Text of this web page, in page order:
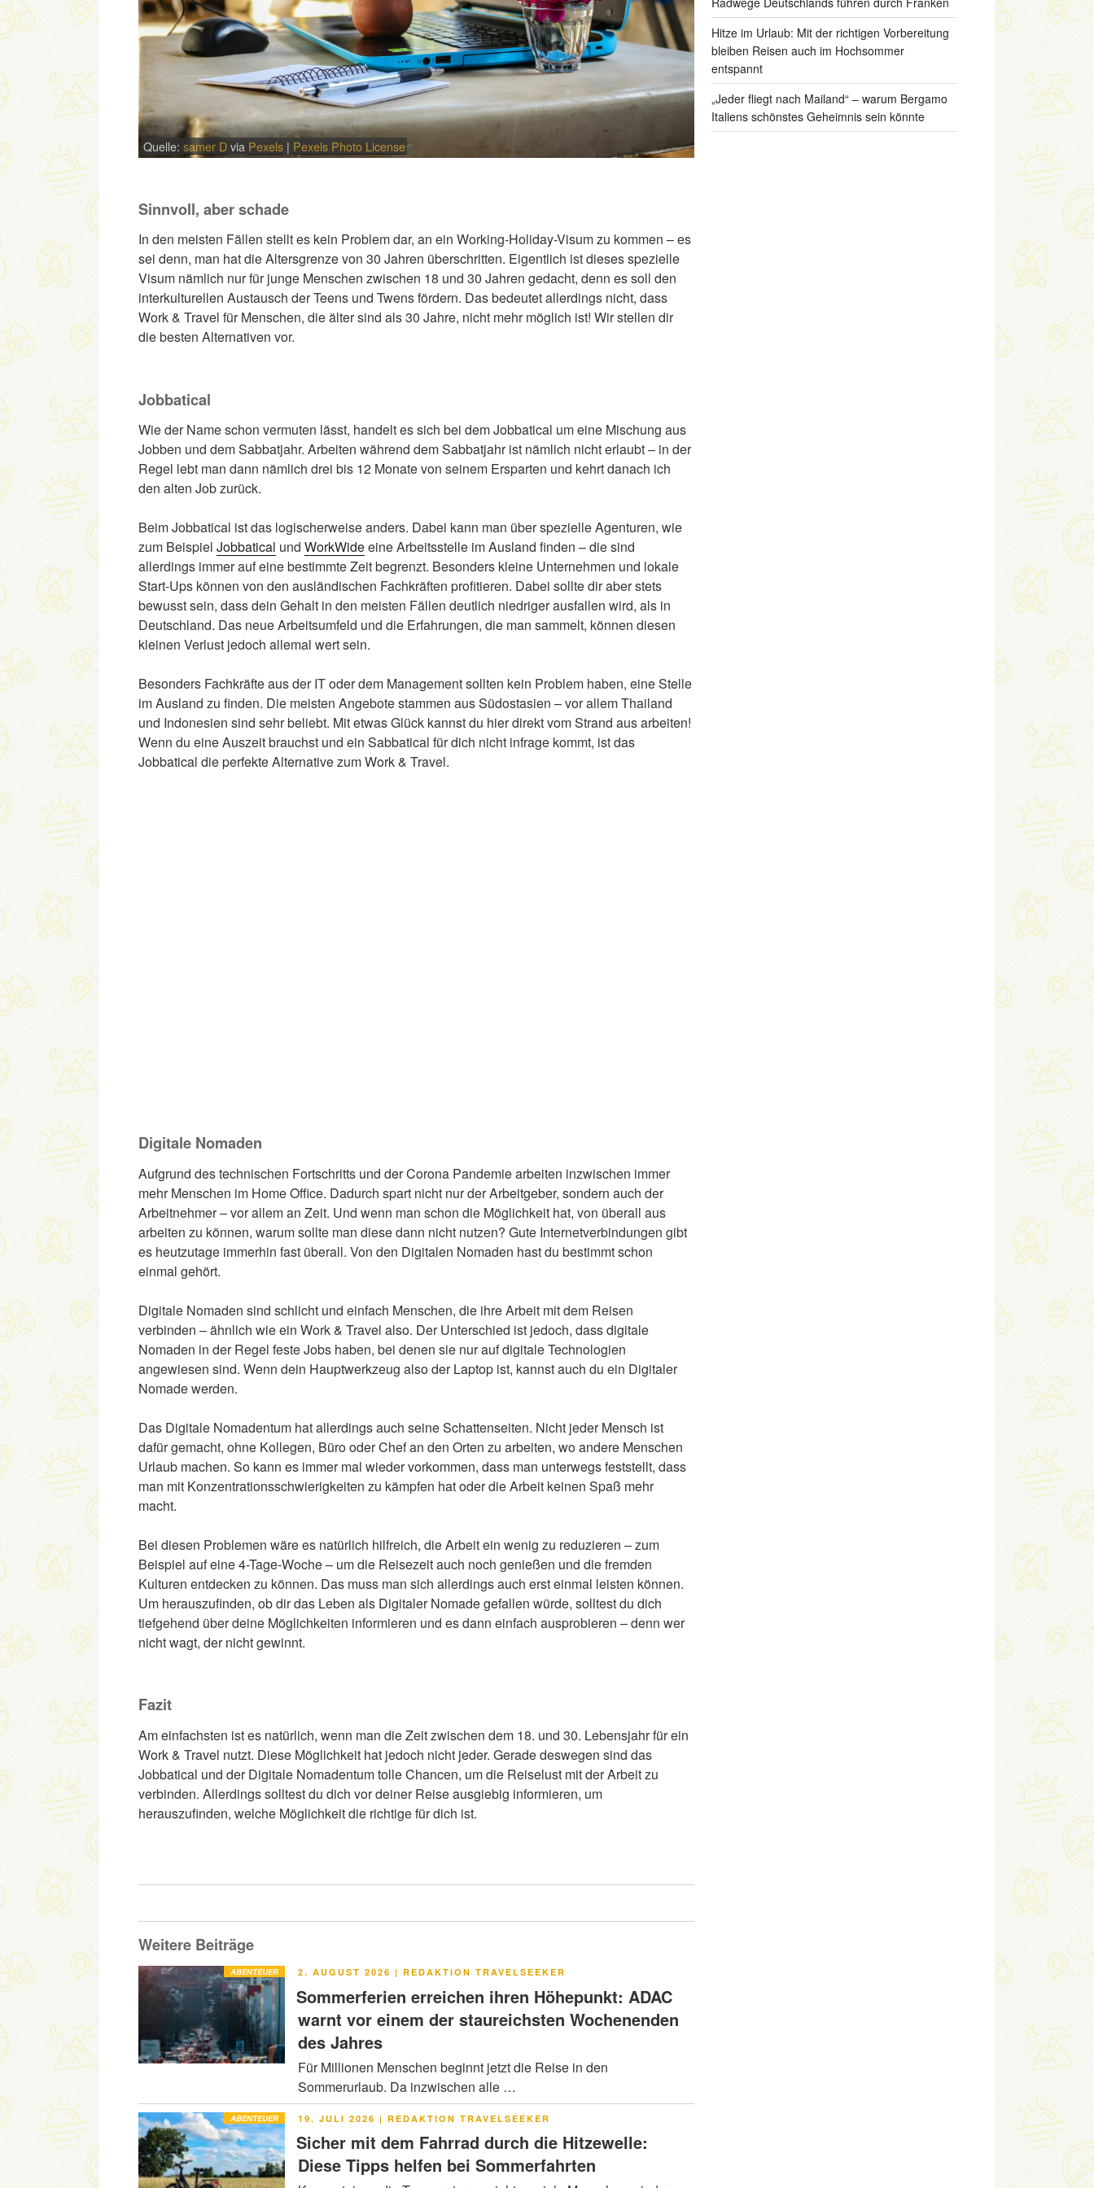
Quelle:samer Dvia Pexels | Pexels Photo License
Sinnvoll, aber schade
In den meisten Fällen stellt es kein Problem dar, an ein Working-Holiday-Visum zu kommen – es
sei denn, man hat die Altersgrenze von 30 Jahren überschritten. Eigentlich ist dieses spezielle
Visum nämlich nur für junge Menschen zwischen 18 und 30 Jahren gedacht, denn es soll den
interkulturellen Austausch der Teens und Twens fördern. Das bedeutet allerdings nicht, dass
Work & Travel für Menschen, die älter sind als 30 Jahre, nicht mehr möglich ist! Wir stellen dir
die besten Alternativen vor.
Jobbatical
Wie der Name schon vermuten lässt, handelt es sich bei dem Jobbatical um eine Mischung aus
Jobben und dem Sabbatjahr. Arbeiten während dem Sabbatjahr ist nämlich nicht erlaubt – in der
Regel lebt man dann nämlich drei bis 12 Monate von seinem Ersparten und kehrt danach ich
den alten Job zurück.
Beim Jobbatical ist das logischerweise anders. Dabei kann man über spezielle Agenturen, wie
zum Beispiel Jobbatical und WorkWideeine Arbeitsstelle im Ausland finden – die sind
allerdings immer auf eine bestimmte Zeit begrenzt. Besonders kleine Unternehmen und lokale
Start-Ups können von den ausländischen Fachkräften profitieren. Dabei sollte dir aber stets
bewusst sein, dass dein Gehalt in den meisten Fällen deutlich niedriger ausfallen wird, als in
Deutschland. Das neue Arbeitsumfeld und die Erfahrungen, die man sammelt, können diesen
kleinen Verlust jedoch allemal wert sein.
Besonders Fachkräfte aus der IT oder dem Management sollten kein Problem haben, eine Stelle
im Ausland zu finden. Die meisten Angebote stammen aus Südostasien – vor allem Thailand
und Indonesien sind sehr beliebt. Mit etwas Glück kannst du hier direkt vom Strand aus arbeiten!
Wenn du eine Auszeit brauchst und ein Sabbatical für dich nicht infrage kommt, ist das
Jobbatical die perfekte Alternative zum Work & Travel.
Digitale Nomaden
Aufgrund des technischen Fortschritts und der Corona Pandemie arbeiten inzwischen immer
mehr Menschen im Home Office. Dadurch spart nicht nur der Arbeitgeber, sondern auch der
Arbeitnehmer – vor allem an Zeit. Und wenn man schon die Möglichkeit hat, von überall aus
arbeiten zu können, warum sollte man diese dann nicht nutzen? Gute Internetverbindungen gibt
es heutzutage immerhin fast überall. Von den Digitalen Nomaden hast du bestimmt schon
einmal gehört.
Digitale Nomaden sind schlicht und einfach Menschen, die ihre Arbeit mit dem Reisen
verbinden – ähnlich wie ein Work & Travel also. Der Unterschied ist jedoch, dass digitale
Nomaden in der Regel feste Jobs haben, bei denen sie nur auf digitale Technologien
angewiesen sind. Wenn dein Hauptwerkzeug also der Laptop ist, kannst auch du ein Digitaler
Nomade werden.
Das Digitale Nomadentum hat allerdings auch seine Schattenseiten. Nicht jeder Mensch ist
dafür gemacht, ohne Kollegen, Büro oder Chef an den Orten zu arbeiten, wo andere Menschen
Urlaub machen. So kann es immer mal wieder vorkommen, dass man unterwegs feststellt, dass
man mit Konzentrationsschwierigkeiten zu kämpfen hat oder die Arbeit keinen Spaß mehr
macht.
Bei diesen Problemen wäre es natürlich hilfreich, die Arbeit ein wenig zu reduzieren – zum
Beispiel auf eine 4-Tage-Woche – um die Reisezeit auch noch genießen und die fremden
Kulturen entdecken zu können. Das muss man sich allerdings auch erst einmal leisten können.
Um herauszufinden, ob dir das Leben als Digitaler Nomade gefallen würde, solltest du dich
tiefgehend über deine Möglichkeiten informieren und es dann einfach ausprobieren – denn wer
nicht wagt, der nicht gewinnt.
Fazit
Am einfachsten ist es natürlich, wenn man die Zeit zwischen dem 18. und 30. Lebensjahr für ein
Work & Travel nutzt. Diese Möglichkeit hat jedoch nicht jeder. Gerade deswegen sind das
Jobbatical und der Digitale Nomadentum tolle Chancen, um die Reiselust mit der Arbeit zu
verbinden. Allerdings solltest du dich vor deiner Reise ausgiebig informieren, um
herauszufinden, welche Möglichkeit die richtige für dich ist.
Weitere Beiträge
ABENTEUER
VERÖFFENTLICHT
2. AUGUST 2026 | REDAKTION TRAVELSEEKER
Sommerferien erreichen ihren Höhepunkt: ADAC
warnt vor einem der staureichsten Wochenenden
des Jahres
Für Millionen Menschen beginnt jetzt die Reise in den
Sommerurlaub. Da inzwischen alle …
ABENTEUER
VERÖFFENTLICHT
19. JULI 2026 | REDAKTION TRAVELSEEKER
Sicher mit dem Fahrrad durch die Hitzewelle:
Diese Tipps helfen bei Sommerfahrten
Hitze im Urlaub: Mit der richtigen Vorbereitung
bleiben Reisen auch im Hochsommer
entspannt
„Jeder fliegt nach Mailand“ – warum Bergamo
Italiens schönstes Geheimnis sein könnte